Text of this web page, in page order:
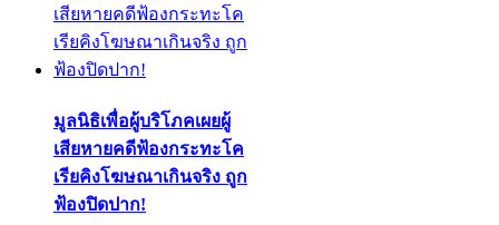
มูลนิธิเพื่อผู้บริโภคเผยผู้
เสียหายคดีฟ้องกระทะโค
เรียคิงโฆษณาเกินจริง ถูก
ฟ้องปิดปาก!